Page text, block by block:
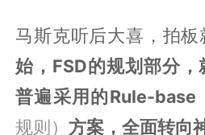
马斯克听后大喜，拍板
始，FSD的规划部分
普遍采用的Rule-base
规则）方案，全面转向